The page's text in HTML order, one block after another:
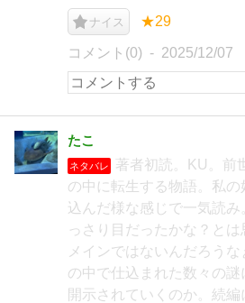
ナイス ★29
コメント(0) 2025/12/07
たこ
ネタバレ
著者初読。KU。前
の中に転生する物語。私
込んだ様な感じで一気読
っさり目だったかな？と
メインではないんだろう
の中で仕込まれた数々の謎
開示されていくのか。続編